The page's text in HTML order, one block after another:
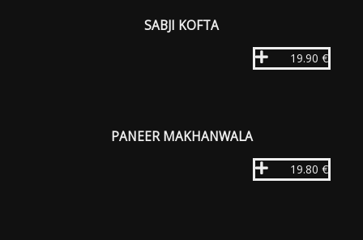
SABJI KOFTA
19.90 €
PANEER MAKHANWALA
19.80 €